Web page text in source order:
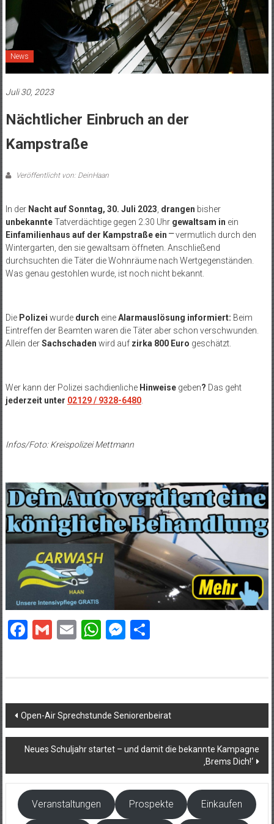
News
Juli 30, 2023
Nächtlicher Einbruch an der
Kampstraße
Veröffentlicht von: DeinHaan
In der Nacht auf Sonntag, 30. Juli 2023 drangen bisher
unbekannteTatverdächtige gegen 2.30 Uhr gewaltsam in ein
Einfamilienhaus auf der Kampstraße ein ⎻ vermutlich durch den
Wintergarten, den sie gewaltsam öffneten. Anschließend
durchsuchten die Täter die Wohnräume nach Wertgegenständen.
Was genau gestohlen wurde, ist noch nicht bekannt.
Die Polizei wurdedurch eineAlarmauslösung informiert: Beim
Eintreffen der Beamten waren die Täter aber schon verschwunden.
Allein derSachschaden wird auf zirka 800 Euro geschätzt.
Wer kann der Polizei sachdienliche Hinweisegeben? Das geht
jederzeit unter 02129 / 9328-6480.
Infos/Foto: Kreispolizei Mettmann
Facebook
Gmail
EmailWhatsApp
Messenger
Teilen
Beitragsnavigation
Open-Air Sprechstunde Seniorenbeirat
Neues Schuljahr startet – und damit die bekannte Kampagne
‚Brems Dich!‘
Veranstaltungen Prospekte Einkaufen